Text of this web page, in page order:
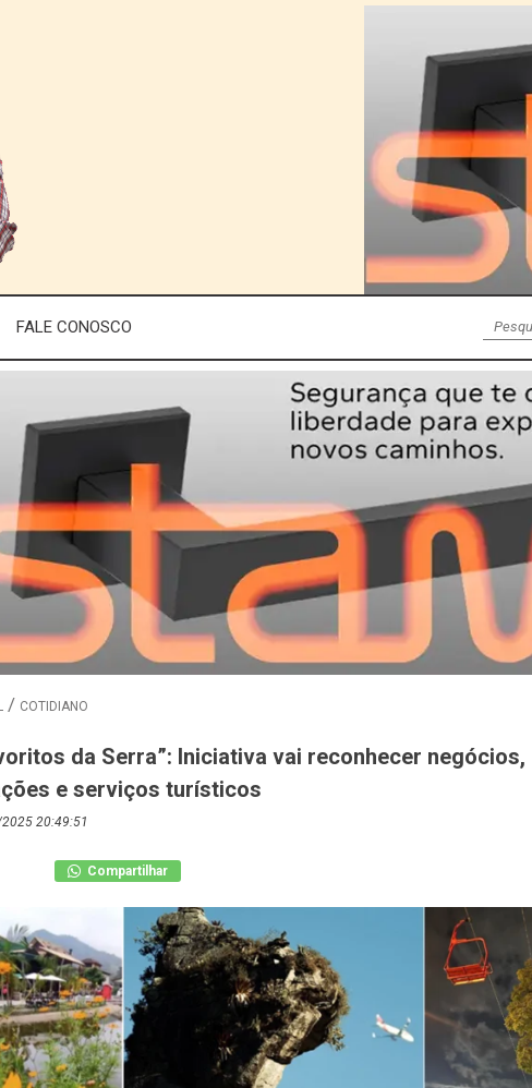
FALE CONOSCO
COTIDIANO
da Serra”: Iniciativa vai reconhecer negócios,
e serviços turísticos
20:49:51
Compartilhar